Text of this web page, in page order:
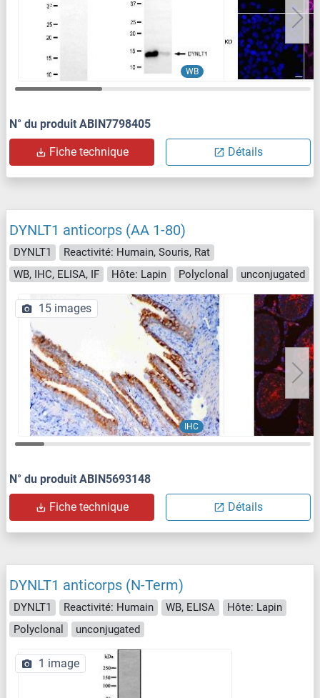
WB
N° du produit ABIN7798405
Fiche technique Détails
DYNLT1 anticorps (AA 1-80)
DYNLT1
Reactivité: Humain, Souris, Rat
WB, IHC, ELISA, IF
Hôte: Lapin Polyclonal unconjugated
IHC
15 images
N° du produit ABIN5693148
Fiche technique Détails
DYNLT1 anticorps (N-Term)
DYNLT1 Reactivité: Humain WB, ELISA
Hôte: Lapin
Polyclonal
unconjugated
1 image